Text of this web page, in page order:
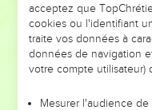
DE
ET SI LEURS
leur foi ou leur vision.
acceptez que
cookies ou l'identifiant
traite vos données à
données de navigation
votre compte utilisateur)
Mesurer l'audience